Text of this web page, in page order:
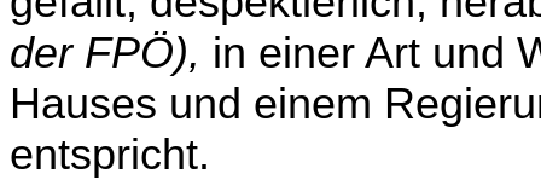
der FPÖ), in einer Art und
Hauses und einem
entspricht.